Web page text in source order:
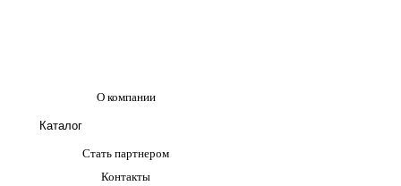
О компании
Каталог
Стать партнером
Контакты